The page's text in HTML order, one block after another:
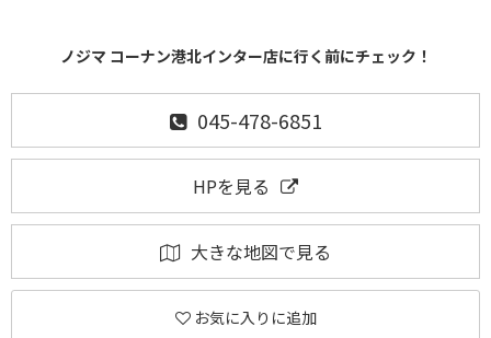
ノジマ コーナン港北インター店に行く前にチェック！
045-478-6851
HPを見る
大きな地図で見る
お気に入りに追加